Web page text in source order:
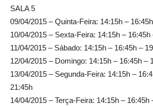
SALA 5
09/04/2015 – Quinta-Feira: 14:15h –
10/04/2015 – Sexta-Feira: 14:15h –
11/04/2015 – Sábado: 14:15h – 16:45h –
12/04/2015 – Domingo: 14:15h – 16:45h –
13/04/2015 – Segunda-Feira: 14:15h –
21:45h
14/04/2015 – Terça-Feira: 14:15h – 16:45h